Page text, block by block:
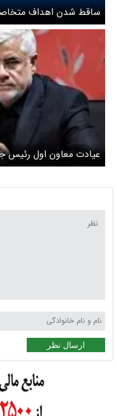
ساقط شدن اهداف
تهران + ویدئو
عیادت معاون اول رئیس
تهران
ارسال نظر